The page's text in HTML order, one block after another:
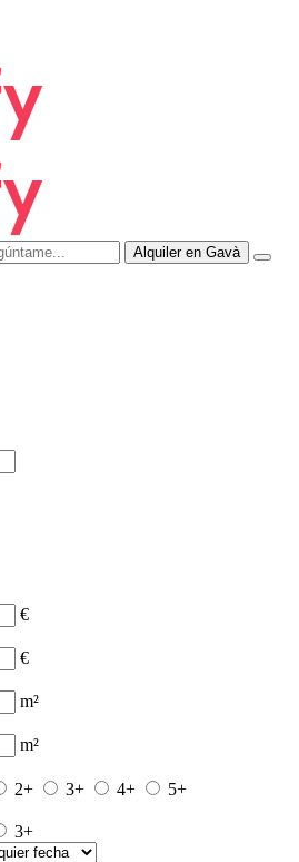
Alquiler en Gavà
€
€
m²
m²
2+ 3+ 4+
5+
3+